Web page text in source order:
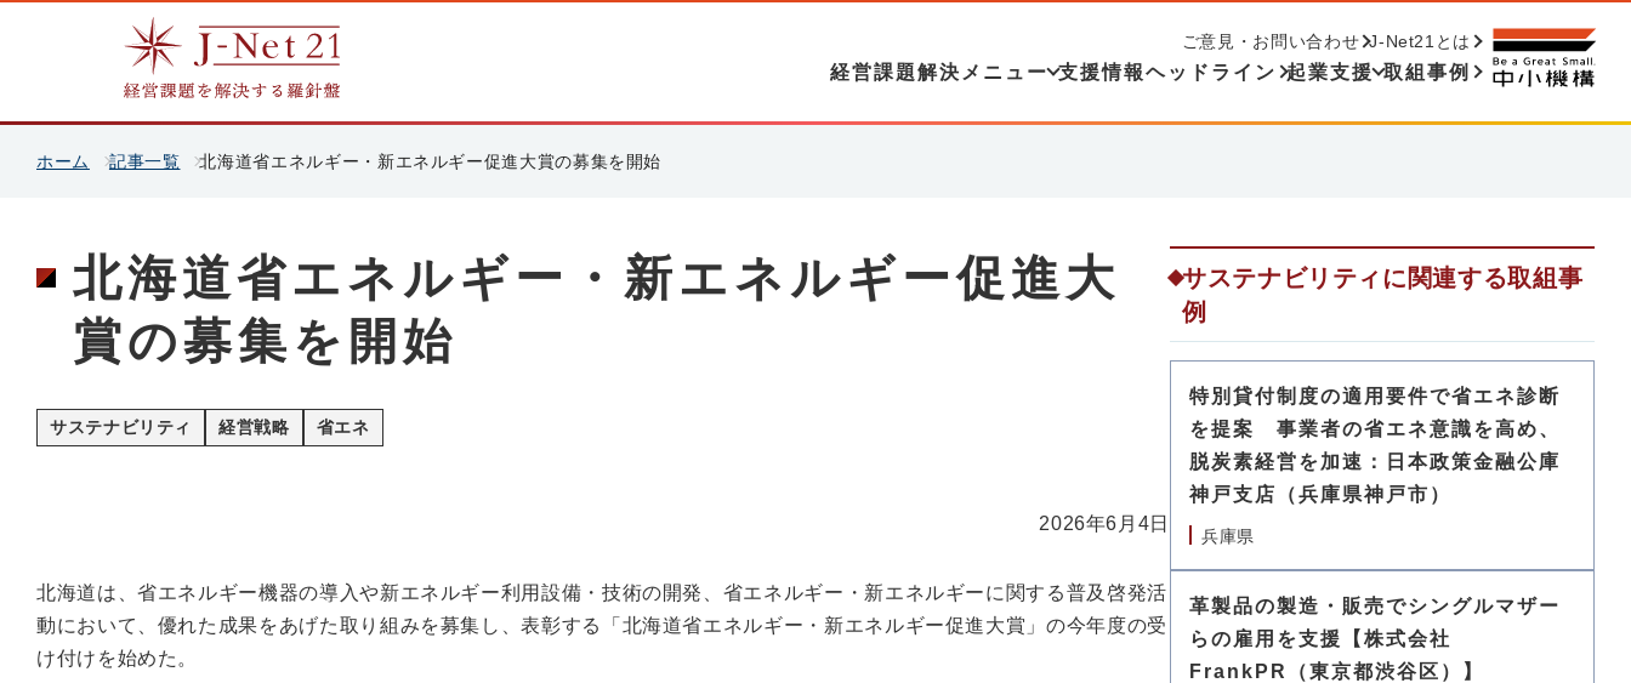
経営課題解決メニュー 支援情報ヘッドライン 起業支援 取組事例
ご意見・お問い合わせ J-Net21とは
ホーム 記事一覧 北海道省エネルギー・新エネルギー促進大賞の募集を開始
北海道省エネルギー・新エネルギー促進大
賞の募集を開始
サステナビリティ 経営戦略 省エネ
2026年6月4日
北海道は、省エネルギー機器の導入や新エネルギー利用設備・技術の開発、省エネルギー・新エネルギーに関する普及啓発活
動において、優れた成果をあげた取り組みを募集し、表彰する「北海道省エネルギー・新エネルギー促進大賞」の今年度の受
け付けを始めた。
サステナビリティに関連する取組事
例
特別貸付制度の適用要件で省エネ診断
を提案 事業者の省エネ意識を高め、
脱炭素経営を加速：日本政策金融公庫
神戸支店（兵庫県神戸市）
兵庫県
革製品の製造・販売でシングルマザー
らの雇用を支援【株式会社
FrankPR（東京都渋谷区）】